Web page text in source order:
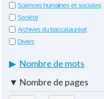
Sciences humaines et sociales
Société
Archives du baccalauréat
Divers
▶ Nombre de mots
▼ Nombre de pages